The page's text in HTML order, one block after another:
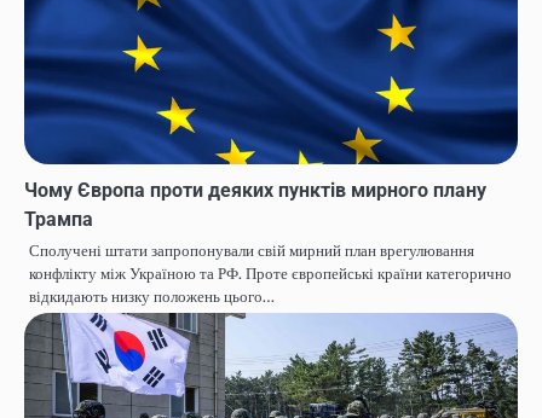
Чому Європа проти деяких пунктів мирного плану
Трампа
Сполучені штати запропонували свій мирний план врегулювання
конфлікту між Україною та РФ. Проте європейські країни категорично
відкидають низку положень цього…